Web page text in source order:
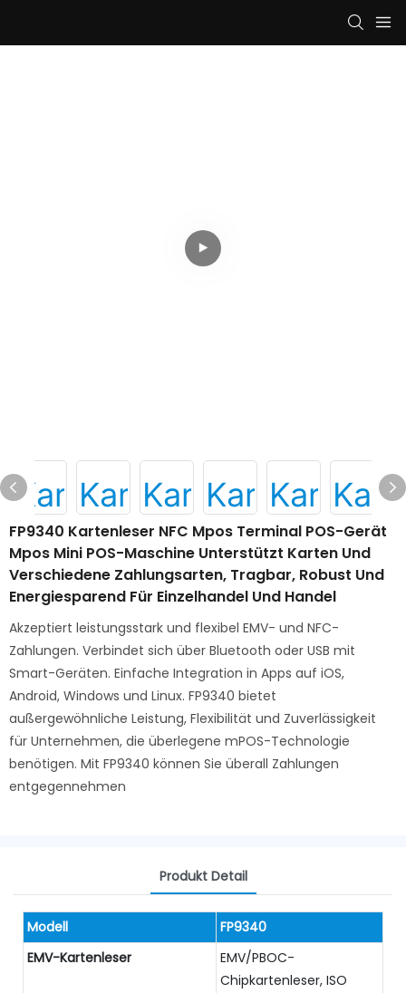
FP9340 Kartenleser NFC Mpos Terminal POS-Gerät
Mpos Mini POS-Maschine Unterstützt Karten Und
Verschiedene Zahlungsarten, Tragbar, Robust Und
Energiesparend Für Einzelhandel Und Handel
Akzeptiert leistungsstark und flexibel EMV- und NFC-
Zahlungen. Verbindet sich über Bluetooth oder USB mit
Smart-Geräten. Einfache Integration in Apps auf iOS,
Android, Windows und Linux. FP9340 bietet
außergewöhnliche Leistung, Flexibilität und Zuverlässigkeit
für Unternehmen, die überlegene mPOS-Technologie
benötigen. Mit FP9340 können Sie überall Zahlungen
entgegennehmen
Produkt Detail
Modell
FP9340
EMV-Kartenleser
EMV/PBOC-
Chipkartenleser, ISO